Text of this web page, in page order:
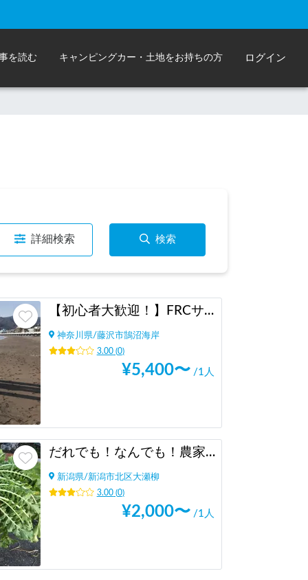
を読む キャンピングカー・土地をお持ちの方 ログイン
詳細検索 検索
【初心者大歓迎！】FRCサーフィンスクール
神奈川県/藤沢市鵠沼海岸
3.00(0)
¥5,400〜 /1人
だれでも！なんでも！農家体験👨‍🌾
新潟県/新潟市北区大瀬柳
3.00(0)
¥2,000〜 /1人